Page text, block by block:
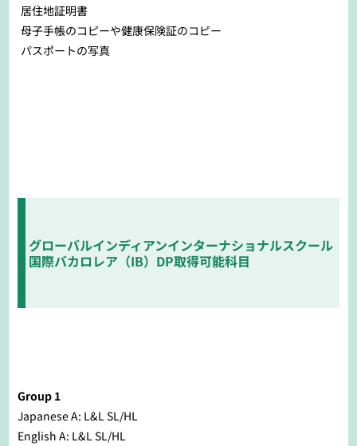
居住地証明書
母子手帳のコピーや健康保険証のコピー
パスポートの写真
グローバルインディアンインターナショナルスクール
国際バカロレア（IB）DP取得可能科目
Group 1
Japanese A: L&L SL/HL
English A: L&L SL/HL